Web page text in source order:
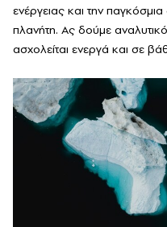
ενέργειας και την
πλανήτη. Ας δούμε
ασχολείται ενεργά και σε